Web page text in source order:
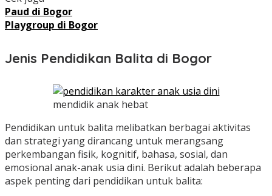
Paud di Bogor
Playgroup di Bogor
Jenis Pendidikan Balita di Bogor
mendidik anak hebat
Pendidikan untuk balita melibatkan berbagai aktivitas
dan strategi yang dirancang untuk merangsang
perkembangan fisik, kognitif, bahasa, sosial, dan
emosional anak-anak usia dini. Berikut adalah beberapa
aspek penting dari pendidikan untuk balita: